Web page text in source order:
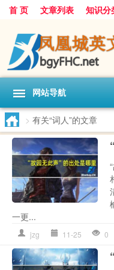
首 页 文章列表 知识分
网站导航
> 有关“词人”的文章
一更...
jzg 11-25 0